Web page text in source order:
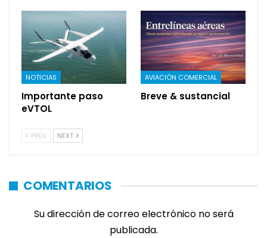
NOTICIAS
Importante paso
eVTOL
AVIACIÓN COMERCIAL
Breve & sustancial
PREV NEXT
COMENTARIOS
Su dirección de correo electrónico no será
publicada.